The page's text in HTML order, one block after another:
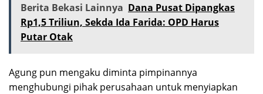
Berita Bekasi Lainnya Dana Pusat Dipangkas
Rp1,5 Triliun, Sekda Ida Farida: OPD Harus
Putar Otak
Agung pun mengaku diminta pimpinannya
menghubungi pihak perusahaan untuk menyiapkan